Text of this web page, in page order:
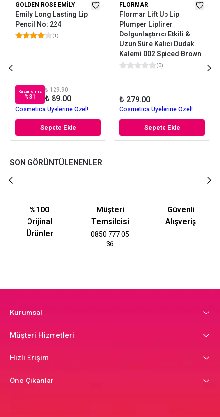
GOLDEN ROSE EMILY
Emily Long Lasting Lip
Pencil No: 224
(1)
Kazancınız
%31
₺ 129.90
₺ 89.00
Cosmetica Üyelerine Özel!
Sepete Ekle
FLORMAR
Flormar Lift Up Lip
Plumper Lipliner
Dolgunlaştırıcı Etkili &
Uzun Süre Kalıcı Dudak
Kalemi 002 Spiced Brown
(0)
₺ 279.00
Cosmetica Üyelerine Özel!
Sepete Ekle
SON GÖRÜNTÜLENENLER
%100
Orijinal
Ürünler
Müşteri
Temsilcisi
0850 777 05
36
Güvenli
Alışveriş
Kurumsal
Müşteri Hizmetleri
Hızlı Erişim
Öne Çıkanlar